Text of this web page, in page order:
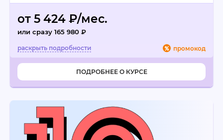
от 5 424 ₽/мес.
или сразу 165 980 ₽
промокод
ПОДРОБНЕЕ О КУРСЕ